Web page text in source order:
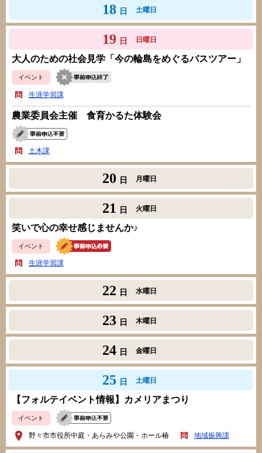
18 日 土曜日
19 日 日曜日
大人のための社会見学「今の輪島をめぐるバスツアー」
イベント
生涯学習課
農業委員会主催 食育かるた体験会
土木課
20 日 月曜日
21 日 火曜日
笑いで心の幸せ感じませんか♪
イベント
生涯学習課
22 日 水曜日
23 日 木曜日
24 日 金曜日
25 日 土曜日
【フォルテイベント情報】カメリアまつり
イベント
野々市市役所中庭・あらみや公園・ホール椿 地域振興課